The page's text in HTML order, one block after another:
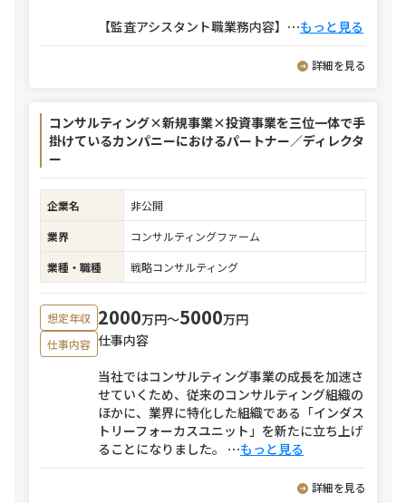
【監査アシスタント職業務内容】 ⋯もっと見る
詳細を見る
コンサルティング×新規事業×投資事業を三位一体で手
掛けているカンパニーにおけるパートナー／ディレクタ
ー
企業名
非公開
業界
コンサルティングファーム
業種・職種
戦略コンサルティング
想定年収 2000万円〜5000万円
仕事内容 仕事内容
当社ではコンサルティング事業の成長を加速さ
せていくため、従来のコンサルティング組織の
ほかに、業界に特化した組織である「インダス
トリーフォーカスユニット」を新たに立ち上げ
ることになりました。 ⋯もっと見る
詳細を見る